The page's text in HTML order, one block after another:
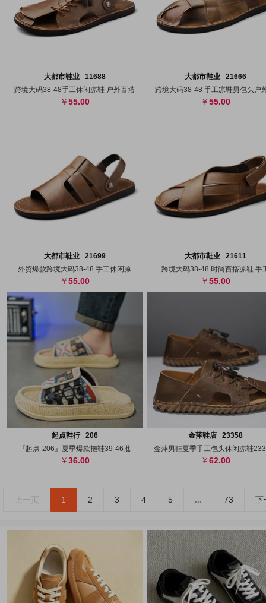
代发
大都市鞋业 11688
跨境大码38-48手工休闲凉鞋 户外百搭
55.00
代发
大都市鞋业 21666
跨境大码38-48 手工凉鞋男包头户
55.00
代发
大都市鞋业 21699
外贸爆款跨境大码38-48 手工休闲凉
55.00
代发
大都市鞋业 21611
跨境大码38-48 时尚百搭凉鞋 手
55.00
代发
起点鞋行 206
『起点-206』夏季爆款拖鞋39-46批
36.00
代发
金萍鞋店 23358
金萍男鞋夏季手工包头休闲凉鞋
62.00
上一页 1 2 3 4 5 ... 73 下